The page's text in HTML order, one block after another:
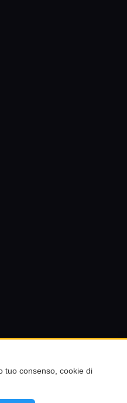
tuo consenso, cookie di